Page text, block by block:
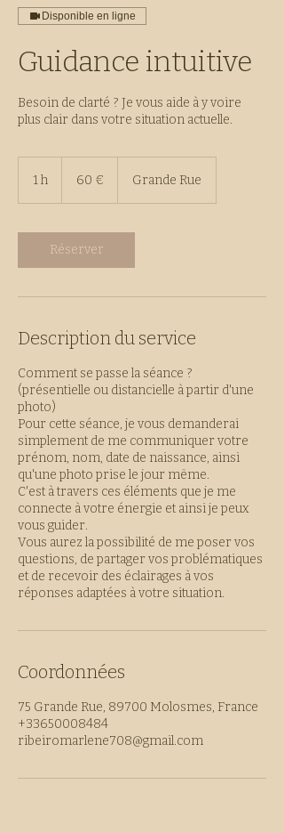
Disponible en ligne
Guidance intuitive
Besoin de clarté ? Je vous aide à y voire
plus clair dans votre situation actuelle.
1 h 60 € Grande Rue
Réserver
Description du service
Comment se passe la séance ?
(présentielle ou distancielle à partir d'une
photo)
Pour cette séance, je vous demanderai
simplement de me communiquer votre
prénom, nom, date de naissance, ainsi
qu'une photo prise le jour même.
C'est à travers ces éléments que je me
connecte à votre énergie et ainsi je peux
vous guider.
Vous aurez la possibilité de me poser vos
questions, de partager vos problématiques
et de recevoir des éclairages à vos
réponses adaptées à votre situation.
Coordonnées
75 Grande Rue, 89700 Molosmes, France
+33650008484
ribeiromarlene708@gmail.com